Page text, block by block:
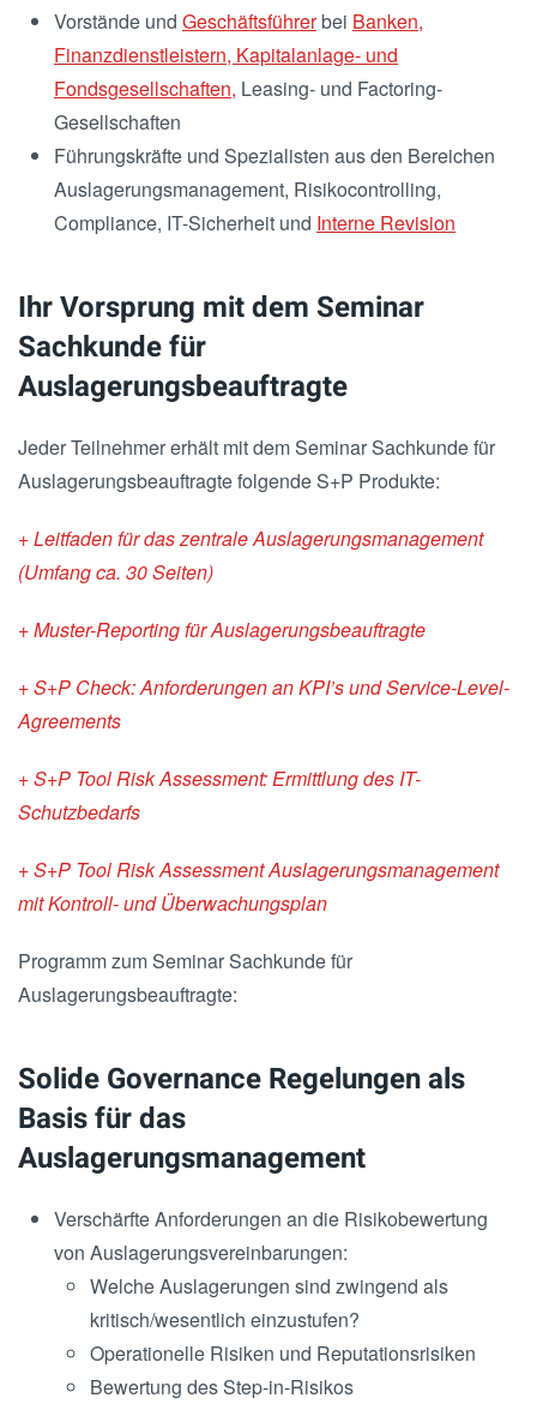
Vorstände und Geschäftsführerbei Banken,
Finanzdienstleistern, Kapitalanlage- und
Fondsgesellschaften, Leasing- und Factoring-
Gesellschaften
Führungskräfte und Spezialisten aus den Bereichen
Auslagerungsmanagement, Risikocontrolling,
Compliance, IT-Sicherheit und Interne Revision
Ihr Vorsprung mit dem Seminar
Sachkunde für
Auslagerungsbeauftragte
Jeder Teilnehmer erhält mit dem Seminar Sachkunde für
Auslagerungsbeauftragte folgende S+P Produkte:
+ Leitfaden für das zentrale Auslagerungsmanagement
(Umfang ca. 30 Seiten)
+ Muster-Reporting für Auslagerungsbeauftragte
+ S+P Check: Anforderungen an KPI’s und Service-Level-
Agreements
+ S+P Tool Risk Assessment: Ermittlung des IT-
Schutzbedarfs
+ S+P Tool Risk Assessment Auslagerungsmanagement
mit Kontroll- und Überwachungsplan
Programm zum Seminar Sachkunde für
Auslagerungsbeauftragte:
Solide Governance Regelungen als
Basis für das
Auslagerungsmanagement
Verschärfte Anforderungen an die Risikobewertung
von Auslagerungsvereinbarungen:
Welche Auslagerungen sind zwingend als
kritisch/wesentlich einzustufen?
Operationelle Risiken und Reputationsrisiken
Bewertung des Step-in-Risikos